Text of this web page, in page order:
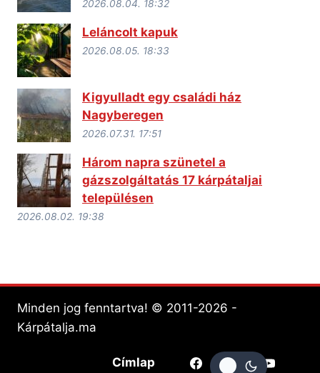
2026.08.04. 18:32
Leláncolt kapuk
2026.08.05. 18:33
Kigyulladt egy családi ház
Nagyberegen
2026.07.31. 17:51
Három napra szünetel a
gázszolgáltatás 17 kárpátaljai
településen
2026.08.02. 19:38
Minden jog fenntartva! © 2011-2026 -
Kárpátalja.ma
Címlap